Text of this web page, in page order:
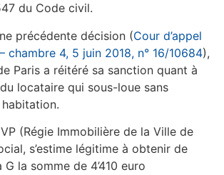
du Code civil.
précédente décision (Cour d’appel
chambre 4, 5 juin 2018, n° 16/10684),
Paris a réitéré sa sanction quant à
du locataire qui sous-loue sans
(Régie Immobilière de la Ville de
s’estime légitime à obtenir de
la somme de 4’410 euro